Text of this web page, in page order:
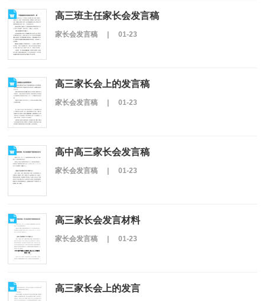
高三班主任家长会发言稿
家长会发言稿 01-23
高三家长会上的发言稿
家长会发言稿 01-23
高中高三家长会发言稿
家长会发言稿 01-23
高三家长会发言材料
家长会发言稿 01-23
高三家长会上的发言